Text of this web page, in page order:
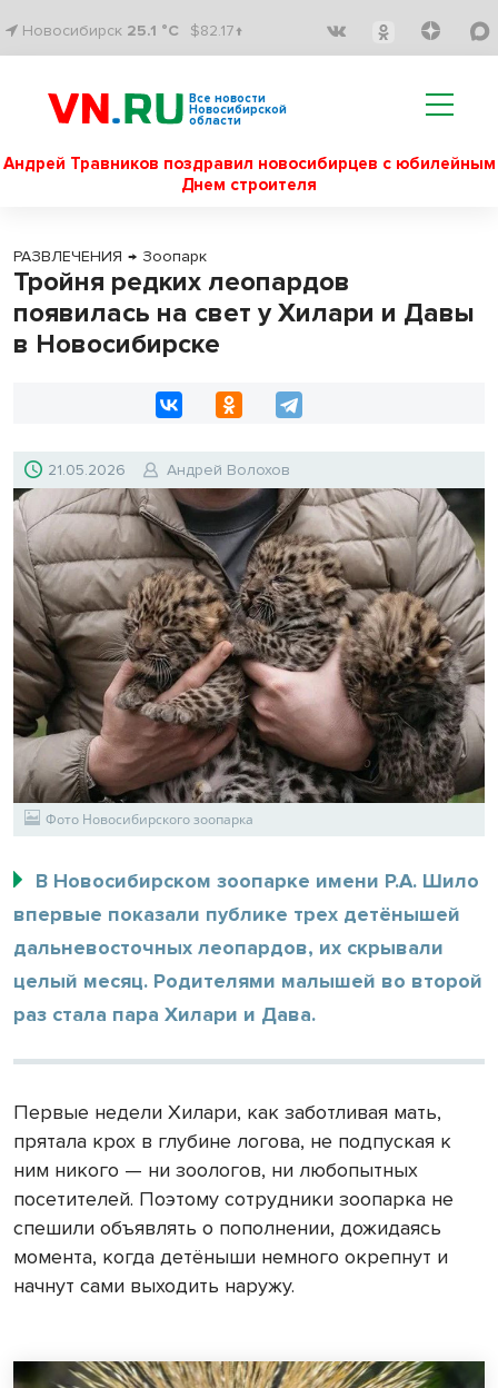
Новосибирск 25.1 °C $82.17↑
Все новости
Новосибирской
области
Андрей Травников поздравил новосибирцев с юбилейным
Днем строителя
РАЗВЛЕЧЕНИЯ → Зоопарк
Тройня редких леопардов
появилась на свет у Хилари и Давы
в Новосибирске
21.05.2026 Андрей Волохов
Фото Новосибирского зоопарка
В Новосибирском зоопарке имени Р.А. Шило
впервые показали публике трех детёнышей
дальневосточных леопардов, их скрывали
целый месяц. Родителями малышей во второй
раз стала пара Хилари и Дава.
Первые недели Хилари, как заботливая мать,
прятала крох в глубине логова, не подпуская к
ним никого — ни зоологов, ни любопытных
посетителей. Поэтому сотрудники зоопарка не
спешили объявлять о пополнении, дожидаясь
момента, когда детёныши немного окрепнут и
начнут сами выходить наружу.